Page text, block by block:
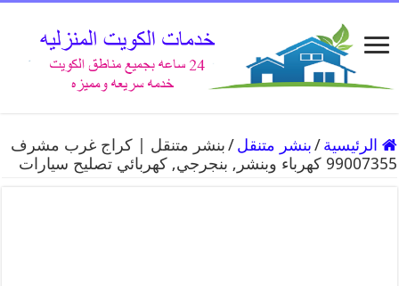
الرئيسية /بنشر متنقل /بنشر متنقل | كراج غرب مشرف
99007355 كهرباء وبنشر, بنجرجي, كهربائي تصليح سيارات